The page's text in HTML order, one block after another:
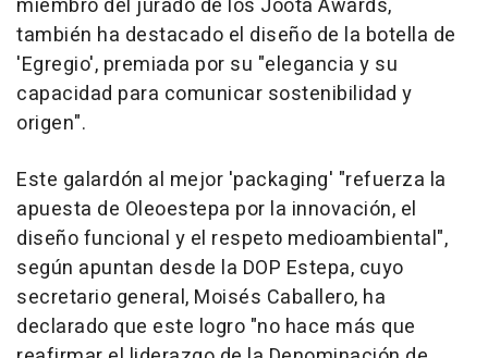
miembro del jurado de los Joota Awards,
también ha destacado el diseño de la botella de
'Egregio', premiada por su "elegancia y su
capacidad para comunicar sostenibilidad y
origen".
Este galardón al mejor 'packaging' "refuerza la
apuesta de Oleoestepa por la innovación, el
diseño funcional y el respeto medioambiental",
según apuntan desde la DOP Estepa, cuyo
secretario general, Moisés Caballero, ha
declarado que este logro "no hace más que